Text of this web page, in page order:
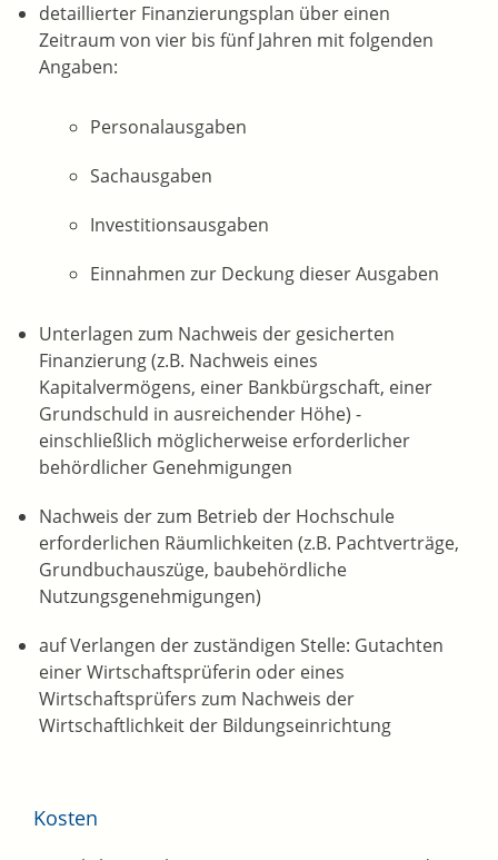
detaillierter Finanzierungsplan über einen
Zeitraum von vier bis fünf Jahren mit folgenden
Angaben:
Personalausgaben
Sachausgaben
Investitionsausgaben
Einnahmen zur Deckung dieser Ausgaben
Unterlagen zum Nachweis der gesicherten
Finanzierung (z.B. Nachweis eines
Kapitalvermögens, einer Bankbürgschaft, einer
Grundschuld in ausreichender Höhe) -
einschließlich möglicherweise erforderlicher
behördlicher Genehmigungen
Nachweis der zum Betrieb der Hochschule
erforderlichen Räumlichkeiten (z.B. Pachtverträge,
Grundbuchauszüge, baubehördliche
Nutzungsgenehmigungen)
auf Verlangen der zuständigen Stelle: Gutachten
einer Wirtschaftsprüferin oder eines
Wirtschaftsprüfers zum Nachweis der
Wirtschaftlichkeit der Bildungseinrichtung
Kosten